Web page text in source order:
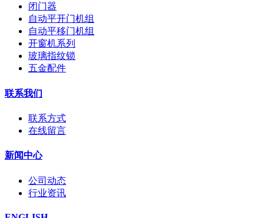
闭门器
自动平开门机组
自动平移门机组
开窗机系列
玻璃指纹锁
五金配件
联系我们
联系方式
在线留言
新闻中心
公司动态
行业资讯